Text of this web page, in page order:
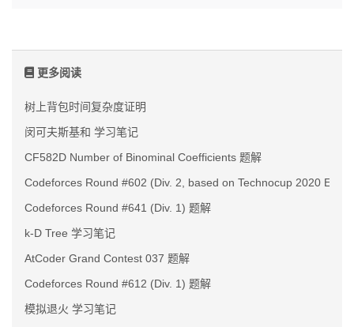
更多阅读
树上背包时间复杂度证明
闵可夫斯基和 学习笔记
CF582D Number of Binominal Coefficients 题解
Codeforces Round #602 (Div. 2, based on Technocup 2020
Codeforces Round #641 (Div. 1) 题解
k-D Tree 学习笔记
AtCoder Grand Contest 037 题解
Codeforces Round #612 (Div. 1) 题解
模拟退火 学习笔记